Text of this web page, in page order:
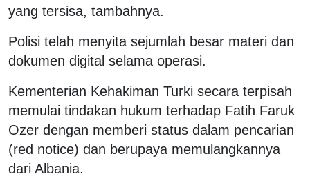
yang tersisa, tambahnya.
Polisi telah menyita sejumlah besar materi dan
dokumen digital selama operasi.
Kementerian Kehakiman Turki secara terpisah
memulai tindakan hukum terhadap Fatih Faruk
Ozer dengan memberi status dalam pencarian
(red notice) dan berupaya memulangkannya
dari Albania.